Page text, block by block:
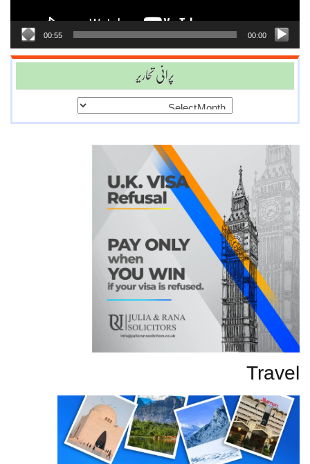
00:00
00:55
پرانی تحاریر
Travel